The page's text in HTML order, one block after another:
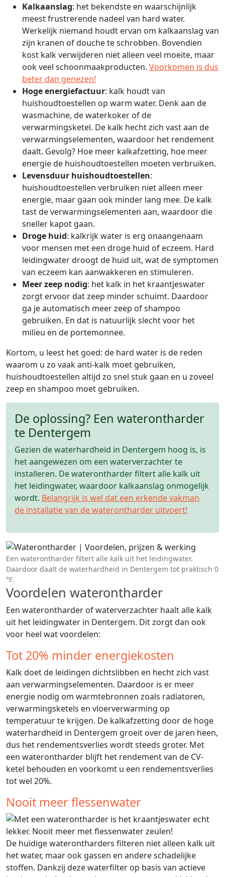
Kalkaanslag: het bekendste en waarschijnlijk
meest frustrerende nadeel van hard water.
Werkelijk niemand houdt ervan om kalkaanslag van
zijn kranen of douche te schrobben. Bovendien
kost kalk verwijderen niet alleen veel moeite, maar
ook veel schoonmaakproducten. Voorkomen is dus
beter dan genezen!
Hoge energiefactuur: kalk houdt van
huishoudtoestellen op warm water. Denk aan de
wasmachine, de waterkoker of de
verwarmingsketel. De kalk hecht zich vast aan de
verwarmingselementen, waardoor het rendement
daalt. Gevolg? Hoe meer kalkafzetting, hoe meer
energie de huishoudtoestellen moeten verbruiken.
Levensduur huishoudtoestellen:
huishoudtoestellen verbruiken niet alleen meer
energie, maar gaan ook minder lang mee. De kalk
tast de verwarmingselementen aan, waardoor die
sneller kapot gaan.
Droge huid: kalkrijk water is erg onaangenaam
voor mensen met een droge huid of eczeem. Hard
leidingwater droogt de huid uit, wat de symptomen
van eczeem kan aanwakkeren en stimuleren.
Meer zeep nodig: het kalk in het kraantjeswater
zorgt ervoor dat zeep minder schuimt. Daardoor
ga je automatisch meer zeep of shampoo
gebruiken. En dat is natuurlijk slecht voor het
milieu en de portemonnee.
Kortom, u leest het goed: de hard water is de reden
waarom u zo vaak anti-kalk moet gebruiken,
huishoudtoestellen altijd zo snel stuk gaan en u zoveel
zeep en shampoo moet gebruiken.
De oplossing? Een waterontharder
te Dentergem
Gezien de waterhardheid in Dentergem hoog is, is
het aangewezen om een waterverzachter te
installeren. De waterontharder filtert alle kalk uit
het leidingwater, waardoor kalkaanslag onmogelijk
wordt. Belangrijk is wel dat een erkende vakman
de installatie van de waterontharder uitvoert!
Een waterontharder filtert alle kalk uit het leidingwater.
Daardoor daalt de waterhardheid in Dentergem tot praktisch 0
°F.
Voordelen waterontharder
Een waterontharder of waterverzachter haalt alle kalk
uit het leidingwater in Dentergem. Dit zorgt dan ook
voor heel wat voordelen:
Tot 20% minder energiekosten
Kalk doet de leidingen dichtslibben en hecht zich vast
aan verwarmingselementen. Daardoor is er meer
energie nodig om warmtebronnen zoals radiatoren,
verwarmingsketels en vloerverwarming op
temperatuur te krijgen. De kalkafzetting door de hoge
waterhardheid in Dentergem groeit over de jaren heen,
dus het rendementsverlies wordt steeds groter. Met
een waterontharder blijft het rendement van de CV-
ketel behouden en voorkomt u een rendementsverlies
tot wel 20%.
Nooit meer flessenwater
De huidige waterontharders filteren niet alleen kalk uit
het water, maar ook gassen en andere schadelijke
stoffen. Dankzij deze waterfilter op basis van actieve